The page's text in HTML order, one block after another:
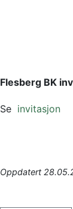
Flesberg BK
Se invitasjon
Oppdatert